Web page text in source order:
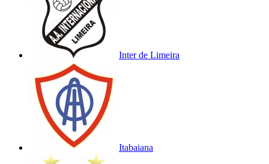
Inter de Limeira
Itabaiana